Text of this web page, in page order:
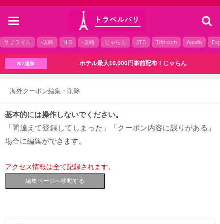
toggle
サプライス -攻略 HIS -攻略 じゃらん JTB Trip.com Agoda
8/7追加 ホテル最大10,000円事前配布！じゃらん
海外クーポン編集・削除
基本的には操作しないでください。
「間違えて登録してしまった」「クーポン内容に誤りがある」
場合に編集ができます。
アクセス情報は全て記録されます。
編集ページへ移動する